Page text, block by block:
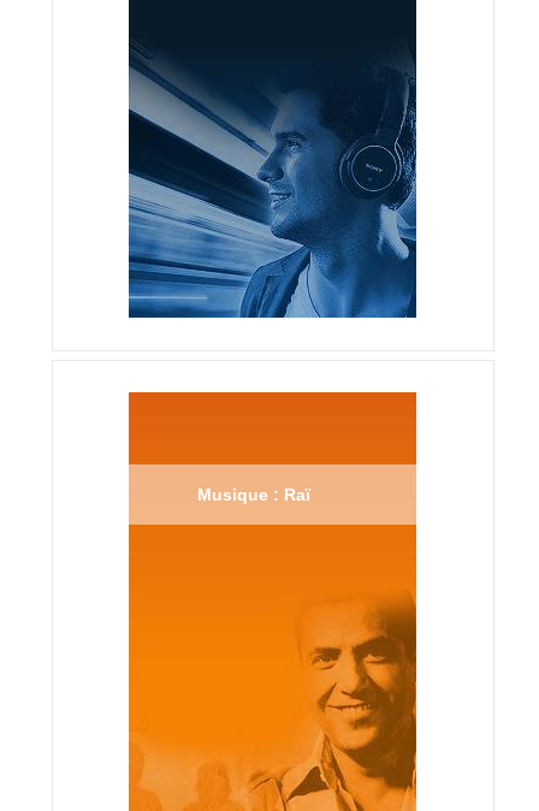
Musique : Raï